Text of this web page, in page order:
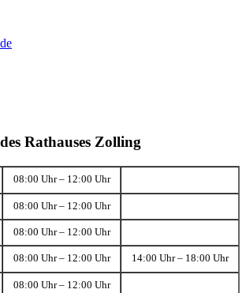
Rathauses Zolling
08:00 Uhr – 12:00 Uhr
08:00 Uhr – 12:00 Uhr
08:00 Uhr – 12:00 Uhr
08:00 Uhr – 12:00 Uhr 14:00 Uhr – 18:00 Uhr
08:00 Uhr – 12:00 Uhr